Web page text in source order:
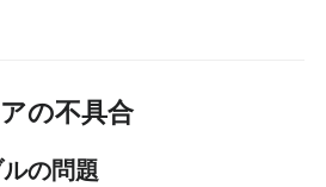
の不具合
の問題